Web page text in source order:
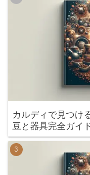
カルディで見つけ
豆と器具完全ガイ